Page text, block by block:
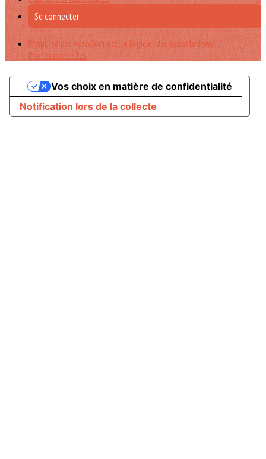
Se connecter
Propulsé par AssoConnect, le logiciel des associations
Professionnelles
Notification lors de la collecte
Vos choix en matière de confidentialité